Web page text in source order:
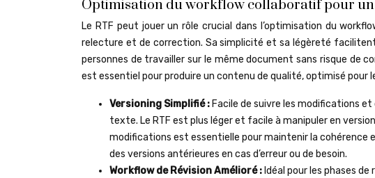
Optimisation du workflow collaboratif pour un
Le RTF peut jouer un rôle crucial dans l’optimisation du
relecture et de correction. Sa simplicité et sa légèreté
personnes de travailler sur le même document sans risque de
est essentiel pour produire un contenu de qualité, optimisé pour
Versioning Simplifié : Facile de suivre les modifications
texte. Le RTF est plus léger et facile à manipuler en
modifications est essentielle pour maintenir la
des versions antérieures en cas d’erreur ou de besoin.
Workflow de Révision Amélioré : Idéal pour les phases